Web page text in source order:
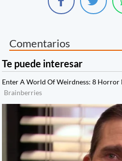
Comentarios